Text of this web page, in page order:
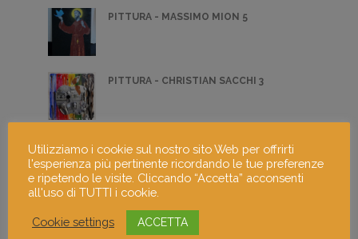
PITTURA - MASSIMO MION 5
PITTURA - CHRISTIAN SACCHI 3
DISEGNO
Utilizziamo i cookie sul nostro sito Web per offrirti
l'esperienza più pertinente ricordando le tue preferenze
e ripetendo le visite. Cliccando “Accetta” acconsenti
all'uso di TUTTI i cookie.
Cookie settings ACCETTA